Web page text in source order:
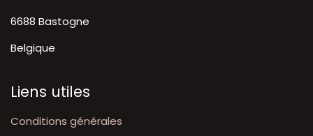
6688 Bastogne
Belgique
Liens utiles
Conditions générales